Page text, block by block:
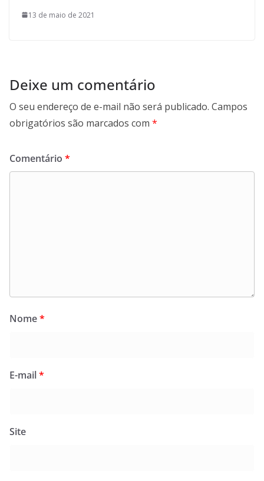
13 de maio de 2021
Deixe um comentário
O seu endereço de e-mail não será publicado. Campos
obrigatórios são marcados com *
Comentário *
Nome*
E-mail*
Site